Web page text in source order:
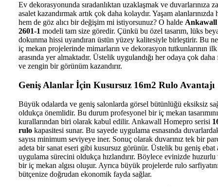
Ev dekorasyonunda sıradanlıktan uzaklaşmak ve duvarlarınıza
asalet kazandırmak artık çok daha kolaydır. Yaşam alanlarınızda
hem de göz alıcı bir değişim mi istiyorsunuz? O halde
2601-1 modeli tam size göredir. Çünkü bu özel tasarım, lüks
dokunma hissi uyandıran üstün yüzey kalitesiyle birleştirir. Bu
iç mekan projelerinde mimarların ve dekorasyon tutkunlarının
arasında yer almaktadır. Üstelik uygulandığı her odaya çok
ve zengin bir görünüm kazandırır.
Geniş Alanlar İçin Kusursuz 16m2 Rulo Avantajı
Büyük odalarda ve geniş salonlarda görsel bütünlüğü eksiksiz
oldukça önemlidir. Bu durum profesyonel bir iç mekan
kurallarından biri olarak kabul edilir. Ankawall Homepro serisi
rulo kapasitesi sunar. Bu sayede uygulama esnasında
sayısı minimum seviyeye iner. Sonuç olarak duvarınız tek bir
adeta bir sanat eseri gibi kusursuz görünür. Üstelik bu geniş ebat
uygulama sürecini oldukça hızlandırır. Böylece evinizde
bir iç mekan algısı oluşur. Ayrıca büyük projelerde rulo
bütçenize doğrudan ekonomik fayda sağlar.